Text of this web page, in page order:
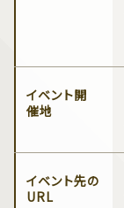
イベント開
催地
イベント先の
URL